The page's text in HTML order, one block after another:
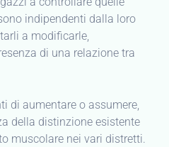
indipendenti dalla loro
a modificarle,
di una relazione tra
di aumentare o assumere,
della distinzione esistente
muscolare nei vari distretti.